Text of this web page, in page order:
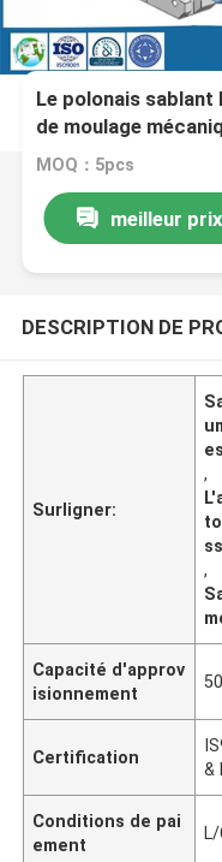
Le polonais sablant
de moulage
conception aux
MOQ：5pcs
meilleur prix
DESCRIPTION DE
Surligner:
,
,
Capacité d'approv
isionnement
Certification
&
Conditions de pai
ement
L/